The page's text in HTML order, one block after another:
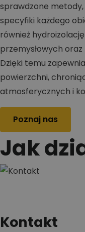
sprawdzone
specyfiki każdego
również
przemysłowych
Dzięki temu
powierzchni,
atmosferycznych i
Poznaj nas
Jak
Kontakt